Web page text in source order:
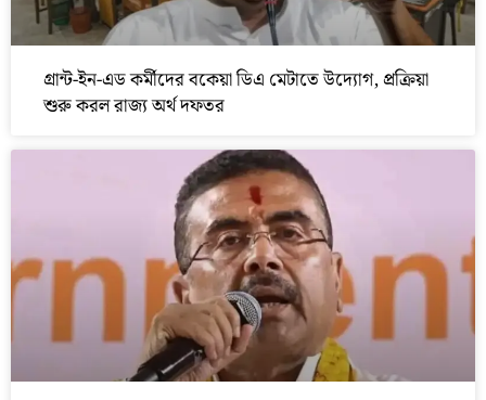
গ্রান্ট-ইন-এড কর্মীদের বকেয়া ডিএ মেটাতে উদ্যোগ, প্রক্রিয়া
শুরু করল রাজ্য অর্থ দফতর